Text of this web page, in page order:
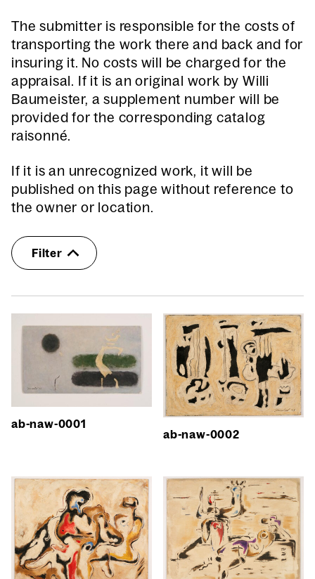
The submitter is responsible for the costs of
transporting the work there and back and for
insuring it. No costs will be charged for the
appraisal. If it is an original work by Willi
Baumeister, a supplement number will be
provided for the corresponding catalog
raisonné.
If it is an unrecognized work, it will be
published on this page without reference to
the owner or location.
Filter
ab-naw-0001
ab-naw-0002